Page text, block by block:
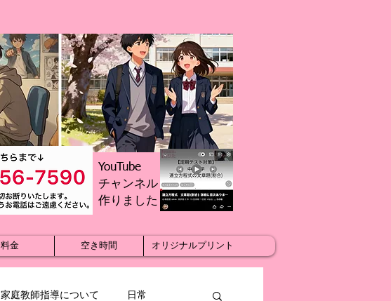
YouTube
チャンネル
​作りました
料金 空き時間 オリジナルプリント
家庭教師指導について 日常